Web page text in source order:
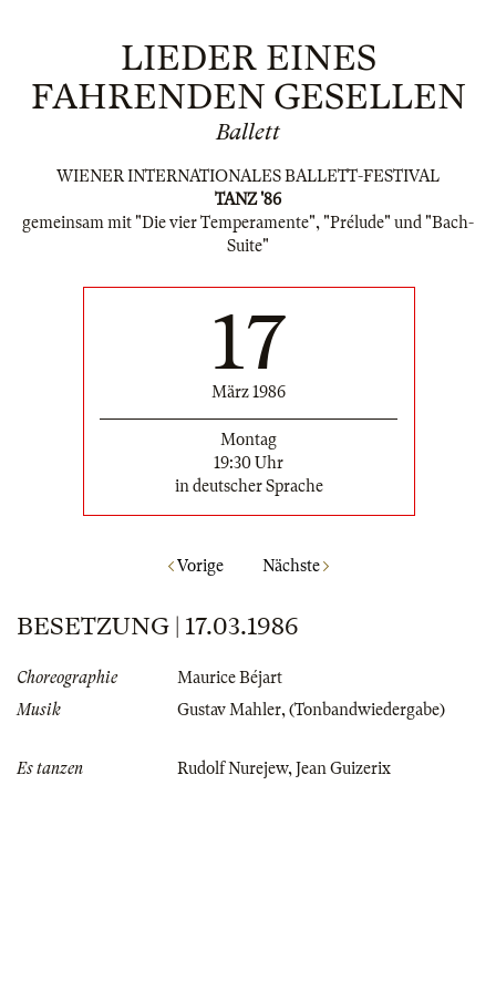
LIEDER EINES
FAHRENDEN GESELLEN
Ballett
WIENER INTERNATIONALES BALLETT-FESTIVAL
TANZ '86
gemeinsam mit "Die vier Temperamente", "Prélude" und "Bach-
Suite"
17
März 1986
Montag
19:30 Uhr
in deutscher Sprache
Vorige Nächste
BESETZUNG | 17.03.1986
Choreographie
Maurice Béjart
Musik
Gustav Mahler, (Tonbandwiedergabe)
Es tanzen Rudolf Nurejew, Jean Guizerix